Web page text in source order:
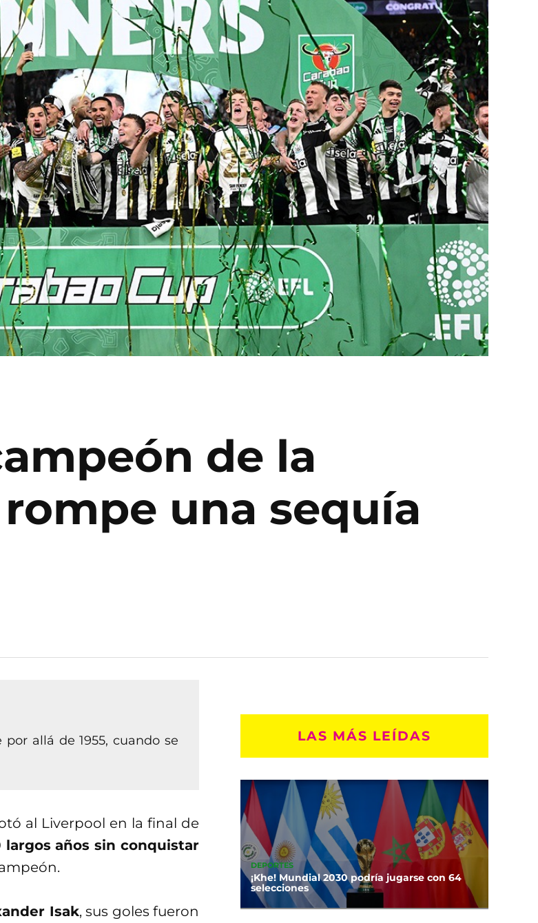
de la
una sequía
allá de 1955, cuando se
al Liverpool en la final de
años sin conquistar
Isak, sus goles fueron
LAS MÁS LEÍDAS
DEPORTES
¡Khe! Mundial 2030 podría jugarse con 64
selecciones